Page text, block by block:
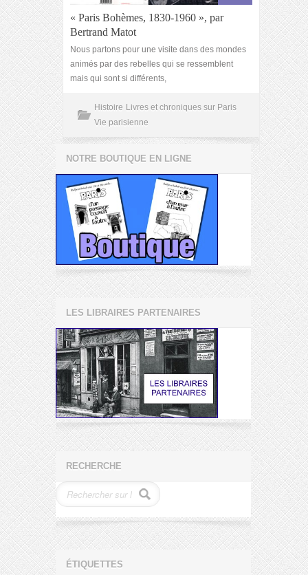
« Paris Bohèmes, 1830-1960 », par
Bertrand Matot
Nous partons pour une visite dans des mondes
animés par des rebelles qui se ressemblent
mais qui sont si différents,
Histoire Livres et chroniques sur Paris
Vie parisienne
NOTRE BOUTIQUE EN LIGNE
LES LIBRAIRES PARTENAIRES
RECHERCHE
ÉTIQUETTES